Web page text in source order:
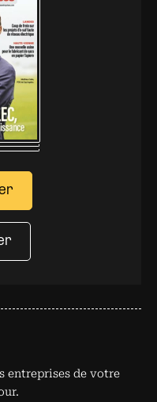
entreprises de votre